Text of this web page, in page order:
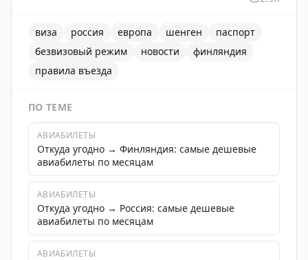
виза россия европа шенген
паспорт
безвизовый режим
новости
финляндия
правила въезда
ПО ТЕМЕ
АВИАБИЛЕТЫ
Откуда угодно → Финляндия: самые дешевые
авиабилеты по месяцам
АВИАБИЛЕТЫ
Откуда угодно → Россия: самые дешевые
авиабилеты по месяцам
АВИАБИЛЕТЫ